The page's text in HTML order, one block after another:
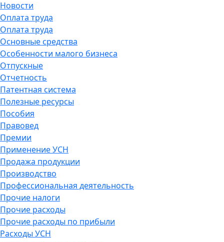
Новости
Оплата труда
Оплата труда
Основные средства
Особенности малого бизнеса
Отпускные
Отчетность
Патентная система
Полезные ресурсы
Пособия
Правовед
Премии
Применение УСН
Продажа продукции
Производство
Профессиональная деятельность
Прочие налоги
Прочие расходы
Прочие расходы по прибыли
Расходы УСН